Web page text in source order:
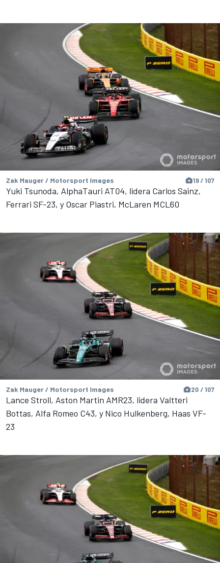
Zak Mauger / Motorsport Images 19 / 107
Yuki Tsunoda, AlphaTauri AT04, lidera Carlos Sainz,
Ferrari SF-23, y Oscar Piastri, McLaren MCL60
Zak Mauger / Motorsport Images 20 / 107
Lance Stroll, Aston Martin AMR23, lidera Valtteri
Bottas, Alfa Romeo C43, y Nico Hulkenberg, Haas VF-
23